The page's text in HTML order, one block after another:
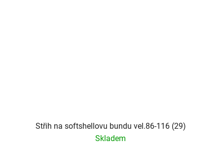
Střih na softshellovu bundu vel.86-116 (29)
Skladem